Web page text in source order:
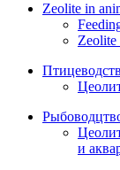
Zeolite in
Zeolite
и